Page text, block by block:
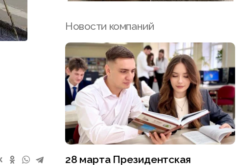
Новости компаний
28 марта Президентская